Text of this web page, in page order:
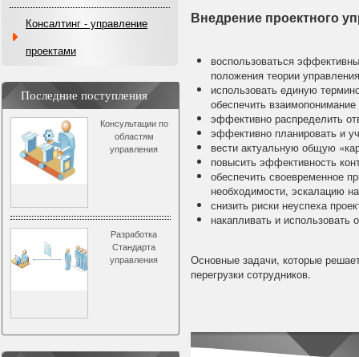
Консалтинг - управление
проектами
Последние поступления
Консультации по
областям
управления
Разработка
Стандарта
управления
Внедрение проектного
воспользоваться
положения теории
использовать единую
обеспечить
эффективно распределить
эффективно планировать и
вести актуальную общую
повысить эффективность
обеспечить своевременное
необходимости, эскалацию
снизить риски неуспеха
накапливать и использовать
Основные задачи, которые
перегрузки сотрудников.